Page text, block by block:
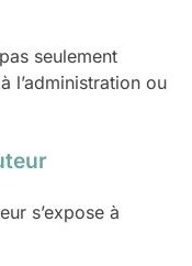
seulement
l’administration ou
s’expose à